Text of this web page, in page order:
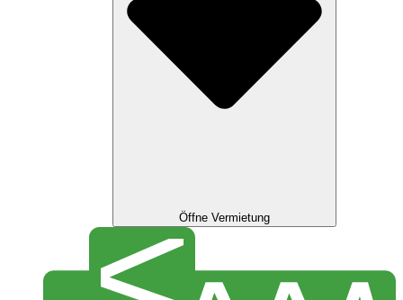
Öffne Vermietung